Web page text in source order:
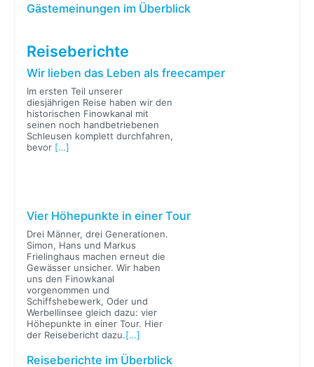
Gästemeinungen im Überblick
Reiseberichte
Wir lieben das Leben als freecamper
Im ersten Teil unserer
diesjährigen Reise haben wir den
historischen Finowkanal mit
seinen noch handbetriebenen
Schleusen komplett durchfahren,
bevor […]
Vier Höhepunkte in einer Tour
Drei Männer, drei Generationen.
Simon, Hans und Markus
Frielinghaus machen erneut die
Gewässer unsicher. Wir haben
uns den Finowkanal
vorgenommen und
Schiffshebewerk, Oder und
Werbellinsee gleich dazu: vier
Höhepunkte in einer Tour. Hier
der Reisebericht dazu.[…]
Reiseberichte im Überblick